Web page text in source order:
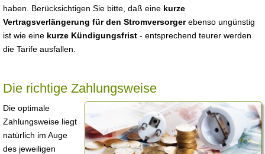
haben. Berücksichtigen Sie bitte, daß eine kurze
Vertragsverlängerung für den Stromversorgerebenso ungünstig
ist wie eine kurze Kündigungsfrist - entsprechend teurer werden
die Tarife ausfallen.
Die richtige Zahlungsweise
Die optimale
Zahlungsweise liegt
natürlich im Auge
des jeweiligen